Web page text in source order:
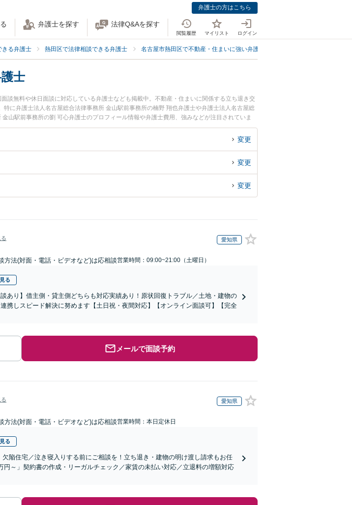
弁護士の方はこちら
弁護士を探す 法律Q&Aを探す
閲覧履歴 マイリスト ログイン
きる弁護士 熱田区で法律相談できる弁護士 名古屋市熱田区で不動産・住まいに強い弁護士
士
談無料や休日面談に対応している弁護士なども掲載中。不動産・住まいに関係する立ち退き交
に弁護士法人名古屋総合法律事務所 金山駅前事務所の楠野 翔也弁護士や弁護士法人名古屋総
山駅前事務所の劉 可心弁護士のプロフィール情報や弁護士費用、強みなどが注目されていま
護士に相談したい』『建築トラブルのトラブル解決の実績豊富な近くの弁護士を検索したい』
約したい』などでお困りの相談者さんにおすすめです。
変更
変更
変更
愛知県
方法(対面・電話・ビデオなど)は応相談営業時間：09:00~21:00（土曜日）
る
あり】借主側・貸主側どちらも対応実績あり！原状回復トラブル／土地・建物の
携しスピード解決に努めます【土日祝・夜間対応】【オンライン面談可】【完全
メールで面談予約
愛知県
方法(対面・電話・ビデオなど)は応相談営業時間：本日定休日
る
欠陥住宅／泣き寝入りする前にご相談を！立ち退き・建物の明け渡し請求もお任
円～」契約書の作成・リーガルチェック／家賃の未払い対応／立退料の増額対応